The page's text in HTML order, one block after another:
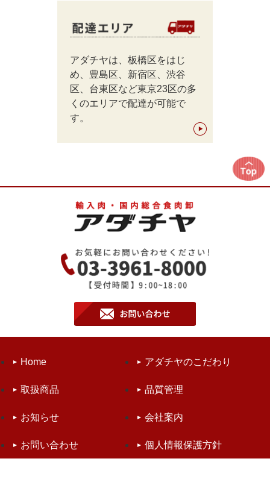
アダチヤは、板橋区をはじ
め、豊島区、新宿区、渋谷
区、台東区など東京23区の多
くのエリアで配達が可能で
す。
Home アダチヤのこだわり
取扱商品 品質管理
お知らせ 会社案内
お問い合わせ 個人情報保護方針